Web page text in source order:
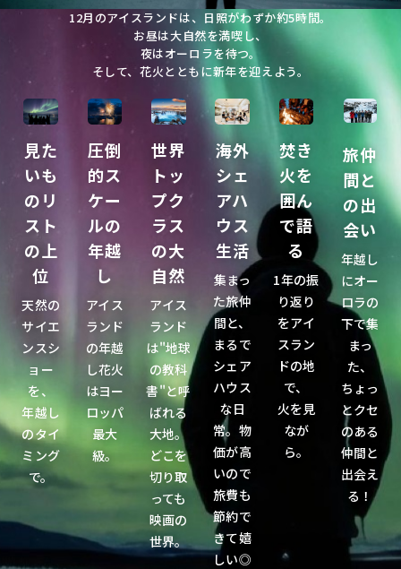
12月のアイスランドは、日照がわずか約5時間。
お昼は大自然を満喫し、
夜はオーロラを待つ。
そして、花火とともに新年を迎えよう。
見た
いも
のリ
スト
の上
位
天然の
サイエ
ンスシ
ョー
を、
年越し
のタイ
ミング
で。
圧倒
的ス
ケー
ルの
年越
し
アイス
ランド
の年越
し花火
はヨー
ロッパ
最大
級。
世界
トッ
プク
ラス
の大
自然
アイス
ランド
は"地球
の教科
書"と呼
ばれる
大地。
どこを
切り取
っても
映画の
世界。
海外
シェ
アハ
ウス
生活
集まっ
た旅仲
間と、
まるで
シェア
ハウス
な日
常。物
価が高
いので
旅費も
節約で
きて嬉
しい◎
焚き
火を
囲ん
で語
る
1年の振
り返り
をアイ
スラン
ドの地
で、
火を見
なが
ら。
旅仲
間と
の出
会い
年越し
にオー
ロラの
下で集
まっ
た、
ちょっ
とクセ
のある
仲間と
出会え
る！